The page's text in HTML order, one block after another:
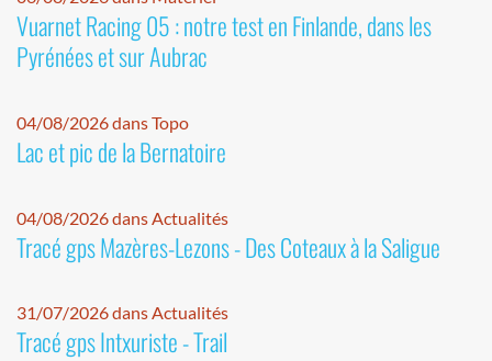
Vuarnet Racing 05 : notre test en Finlande, dans les
Pyrénées et sur Aubrac
04/08/2026 dans Topo
Lac et pic de la Bernatoire
04/08/2026 dans Actualités
Tracé gps Mazères-Lezons - Des Coteaux à la Saligue
31/07/2026 dans Actualités
Tracé gps Intxuriste - Trail